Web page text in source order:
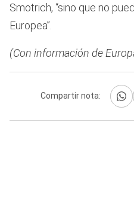
Smotrich, “sino que no
Europea”.
(Con información de
Compartir nota: